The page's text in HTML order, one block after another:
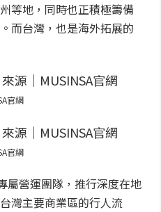
等地，同時也正積極籌備
而台灣，也是海外拓展的
官網
官網
屬營運團隊，推行深度在地
灣主要商業區的行人流